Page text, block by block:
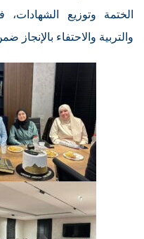
الختمة وتوزيع
والتربية والاحتفاء بالإنجاز